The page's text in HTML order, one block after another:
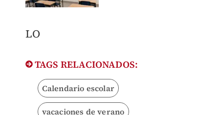
LO
TAGS RELACIONADOS:
Calendario escolar
vacaciones de verano